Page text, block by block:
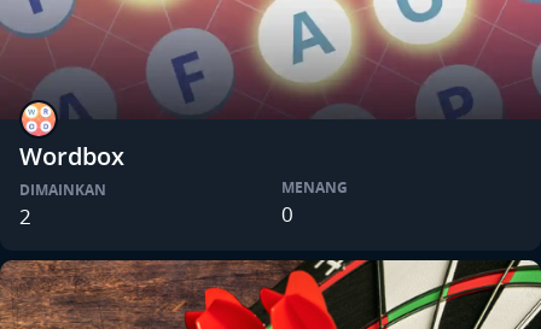
Wordbox
DIMAINKAN
2
MENANG
0